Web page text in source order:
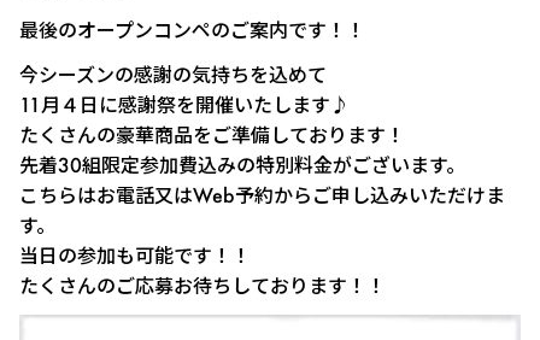
最後のオープンコンペのご案内です！！
今シーズンの感謝の気持ちを込めて
11月４日に感謝祭を開催いたします♪
たくさんの豪華商品をご準備しております！
先着30組限定参加費込みの特別料金がございます。
こちらはお電話又はWeb予約からご申し込みいただけま
す。
当日の参加も可能です！！
たくさんのご応募お待ちしております！！